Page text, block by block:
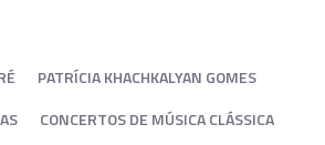
PATRÍCIA KHACHKALYAN GOMES
CONCERTOS DE MÚSICA CLÁSSICA